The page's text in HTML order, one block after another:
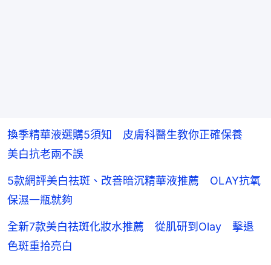
換季精華液選購5須知 皮膚科醫生教你正確保養
美白抗老兩不誤
5款網評美白祛斑、改善暗沉精華液推薦 OLAY抗氧
保濕一瓶就夠
全新7款美白祛斑化妝水推薦 從肌研到Olay 擊退
色斑重拾亮白